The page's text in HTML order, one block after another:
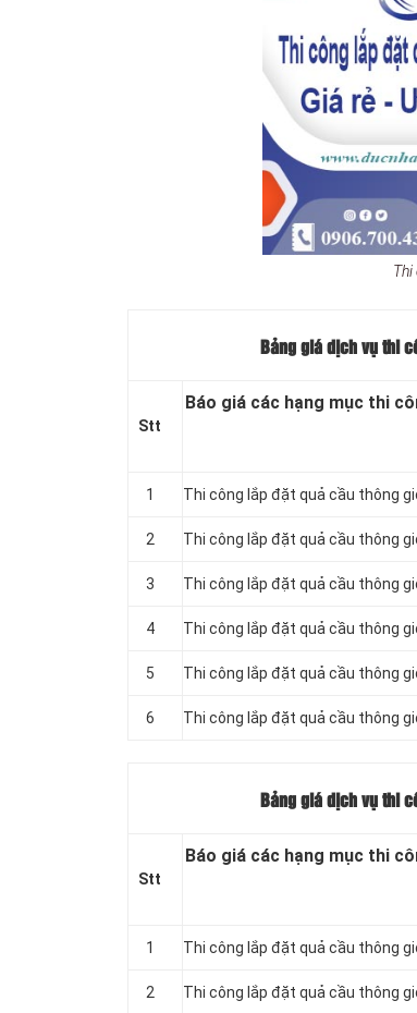
Thi
Bảng giá dịch vụ thi
Stt
Báo giá các hạng mục thi
1 Thi công lắp đặt quả cầu thông
2 Thi công lắp đặt quả cầu thông
3 Thi công lắp đặt quả cầu thông
4 Thi công lắp đặt quả cầu thông
5 Thi công lắp đặt quả cầu thông
6 Thi công lắp đặt quả cầu thông
Bảng giá dịch vụ thi
Stt
Báo giá các hạng mục thi
1 Thi công lắp đặt quả cầu thông
2 Thi công lắp đặt quả cầu thông